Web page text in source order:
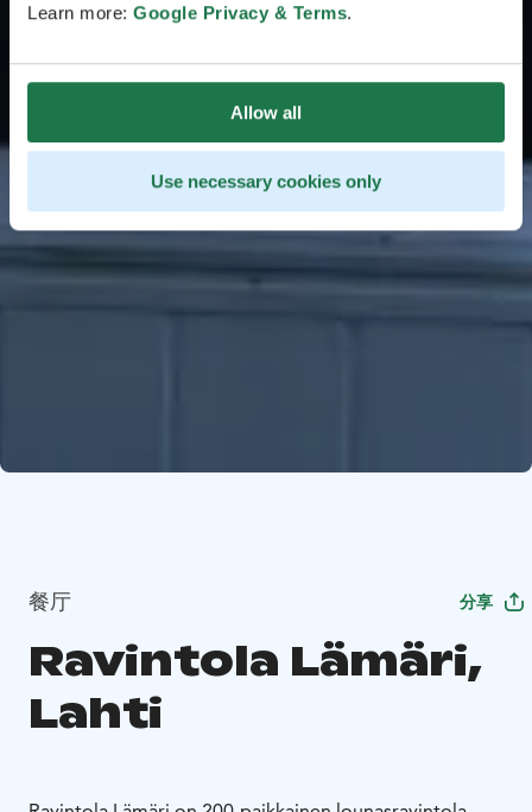
Learn more: Google Privacy & Terms.
Allow all
Use necessary cookies only
餐厅 分享
Ravintola Lämäri,
Lahti